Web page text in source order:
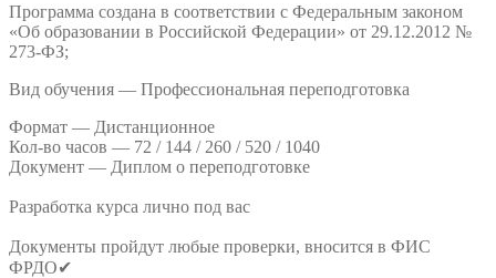
Программа создана в соответствии с Федеральным законом
«Об образовании в Российской Федерации» от 29.12.2012 №
273-ФЗ;
Вид обучения — Профессиональная переподготовка
Формат — Дистанционное
Кол-во часов — 72 / 144 / 260 / 520 / 1040
Документ — Диплом о переподготовке
Разработка курса лично под вас
Документы пройдут любые проверки, вносится в ФИС
ФРДО✔